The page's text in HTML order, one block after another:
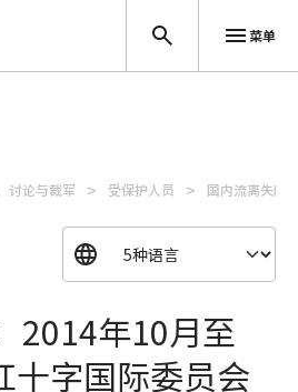
菜单
讨论与裁军 受保护人员 国内流离失所
2014年10月至
十字国际委员会